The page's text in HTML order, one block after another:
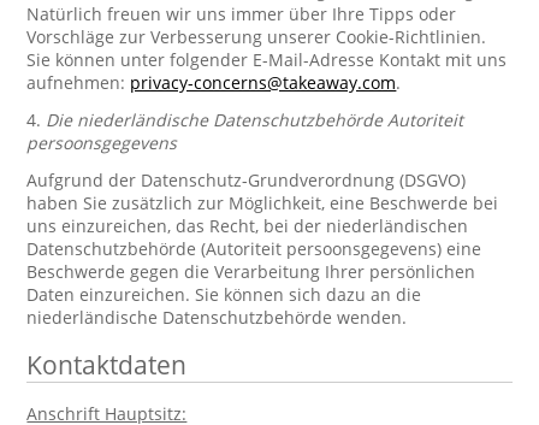
Natürlich freuen wir uns immer über Ihre Tipps oder
Vorschläge zur Verbesserung unserer Cookie-Richtlinien.
Sie können unter folgender E-Mail-Adresse Kontakt mit uns
aufnehmen: privacy-concerns@takeaway.com.
4. Die niederländische Datenschutzbehörde Autoriteit
persoonsgegevens
Aufgrund der Datenschutz-Grundverordnung (DSGVO)
haben Sie zusätzlich zur Möglichkeit, eine Beschwerde bei
uns einzureichen, das Recht, bei der niederländischen
Datenschutzbehörde (Autoriteit persoonsgegevens) eine
Beschwerde gegen die Verarbeitung Ihrer persönlichen
Daten einzureichen. Sie können sich dazu an die
niederländische Datenschutzbehörde wenden.
Kontaktdaten
Anschrift Hauptsitz: